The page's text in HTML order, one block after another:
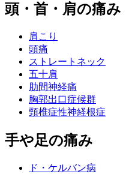
頭・首・肩の痛み
肩こり
頭痛
ストレートネック
五十肩
肋間神経痛
胸郭出口症候群
頸椎症性神経根症
手や足の痛み
ド・ケルバン病